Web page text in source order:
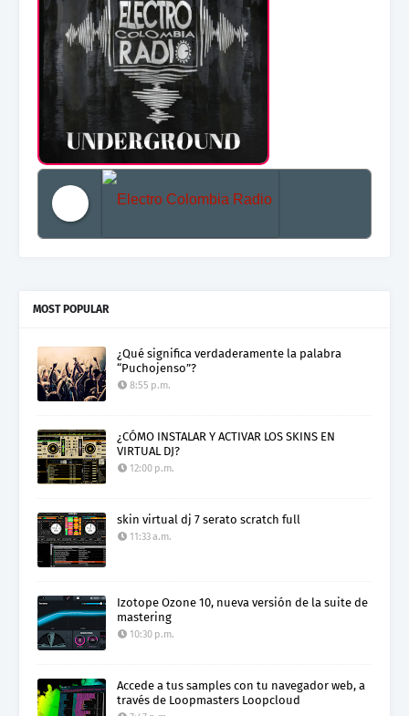
MOST POPULAR
¿Qué significa verdaderamente la palabra
“Puchojenso”?
8:55 p.m.
¿CÓMO INSTALAR Y ACTIVAR LOS SKINS EN
VIRTUAL DJ?
12:00 p.m.
skin virtual dj 7 serato scratch full
11:33 a.m.
Izotope Ozone 10, nueva versión de la suite de
mastering
10:30 p.m.
Accede a tus samples con tu navegador web, a
través de Loopmasters Loopcloud